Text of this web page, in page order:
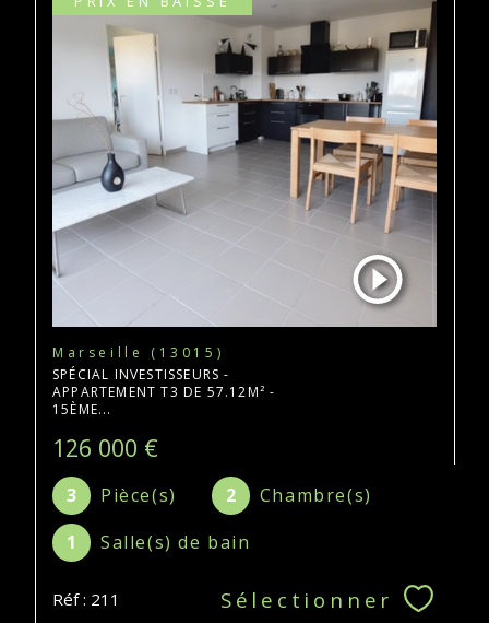
Marseille (13015)
SPÉCIAL INVESTISSEURS -
APPARTEMENT T3 DE 57.12M² -
15ÈME...
126 000 €
3 Pièce(s) 2
Chambre(s)
1
Salle(s) de bain
Réf : 211 Sélectionner